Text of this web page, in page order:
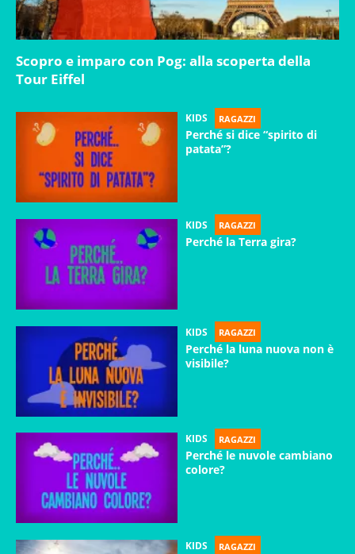
Scopro e imparo con Pog: alla scoperta della
Tour Eiffel
KIDS RAGAZZI
Perché si dice “spirito di
patata”?
KIDS RAGAZZI
Perché la Terra gira?
KIDS RAGAZZI
Perché la luna nuova non è
visibile?
KIDS RAGAZZI
Perché le nuvole cambiano
colore?
KIDS RAGAZZI